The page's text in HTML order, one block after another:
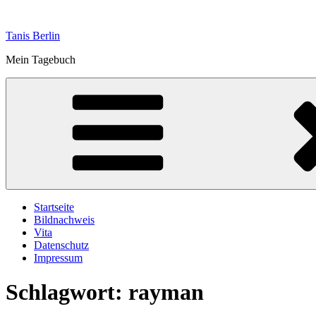
springen
Tanis Berlin
Mein Tagebuch
Startseite
Bildnachweis
Vita
Datenschutz
Impressum
Schlagwort: rayman